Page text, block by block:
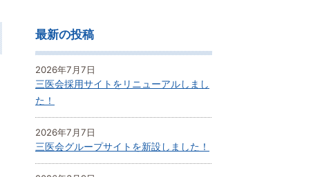
最新の投稿
2026年7月7日
三医会採用サイトをリニューアルしまし
た！
2026年7月7日
三医会グループサイトを新設しました！